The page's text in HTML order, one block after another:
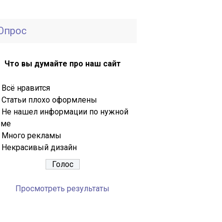
Что вы думайте про наш сайт
Всё нравится
Статьи плохо оформлены
Не нашел информации по нужной
Много рекламы
Некрасивый дизайн
Просмотреть результаты